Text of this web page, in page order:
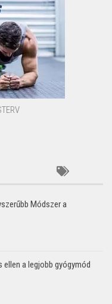
Módszer a
a legjobb gyógymód